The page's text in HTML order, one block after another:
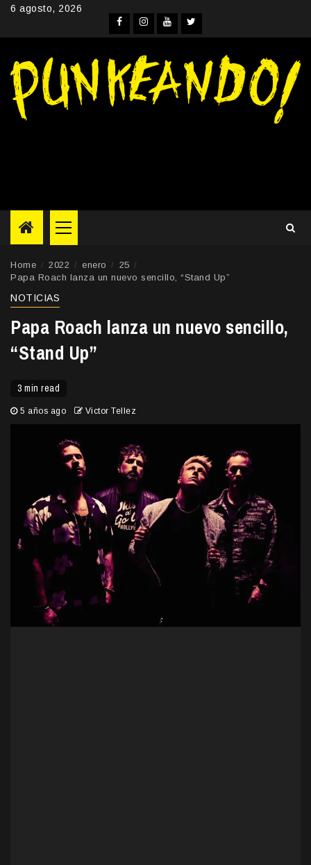
Skip6 agosto, 2026
Facebook
Instagram
YouTube
Twitter
Primary
Menu
Home 2022 enero
25
Papa Roach lanza un nuevo sencillo, “Stand Up”
NOTICIAS
Papa Roach lanza un nuevo sencillo,
“Stand Up”
3 min read
5 años ago Victor Tellez